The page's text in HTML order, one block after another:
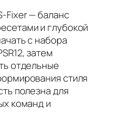
Fixer — баланс
и глубокой
с набора
затем
отдельные
стиля
полезна для
команд и